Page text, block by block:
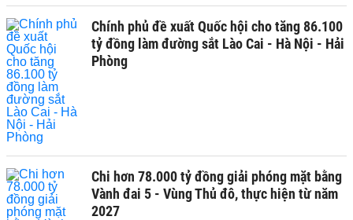
Chính phủ đề xuất Quốc hội cho tăng 86.100
tỷ đồng làm đường sắt Lào Cai - Hà Nội - Hải
Phòng
Chi hơn 78.000 tỷ đồng giải phóng mặt bằng
Vành đai 5 - Vùng Thủ đô, thực hiện từ năm
2027